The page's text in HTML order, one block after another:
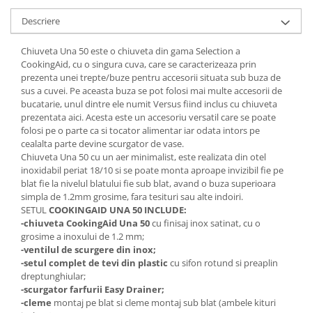
Descriere
Chiuveta Una 50 este o chiuveta din gama Selection a
CookingAid, cu o singura cuva, care se caracterizeaza prin
prezenta unei trepte/buze pentru accesorii situata sub buza de
sus a cuvei. Pe aceasta buza se pot folosi mai multe accesorii de
bucatarie, unul dintre ele numit Versus fiind inclus cu chiuveta
prezentata aici. Acesta este un accesoriu versatil care se poate
folosi pe o parte ca si tocator alimentar iar odata intors pe
cealalta parte devine scurgator de vase.
Chiuveta Una 50 cu un aer minimalist, este realizata din otel
inoxidabil periat 18/10 si se poate monta aproape invizibil fie pe
blat fie la nivelul blatului fie sub blat, avand o buza superioara
simpla de 1.2mm grosime, fara tesituri sau alte indoiri.
SETULCOOKINGAID UNA 50 INCLUDE:
-chiuveta CookingAid Una 50cu finisaj inox satinat, cu o
grosime a inoxului de 1.2 mm;
-ventilul de scurgere din inox;
-setul complet de tevi din plastic cu sifon rotund si preaplin
dreptunghiular;
-scurgator farfurii Easy Drainer;
-cleme montaj pe blat si cleme montaj sub blat (ambele kituri